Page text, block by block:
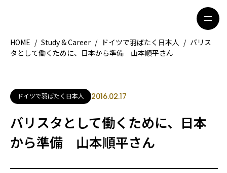
地域別ガイド
観光ガイド
留学＆キャリア
ライフスタイル
HOME / Study & Career / ドイツで羽ばたく日本人 / バリス
タとして働くために、日本から準備 山本順平さん
ドイツで羽ばたく日本人 2016.02.17
バリスタとして働くために、日本
から準備 山本順平さん